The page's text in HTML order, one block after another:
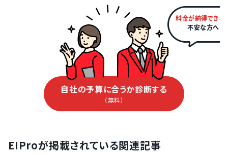
料金が納得できる
不安な方へ
自社の予算に合うか診断する
（無料）
EIProが掲載されている関連記事